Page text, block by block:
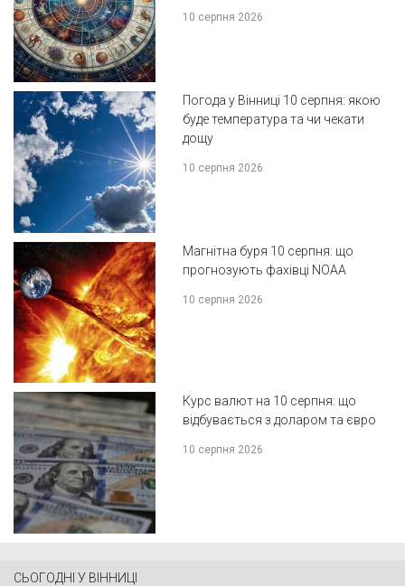
10 серпня 2026
Погода у Вінниці 10 серпня: якою
буде температура та чи чекати
дощу
10 серпня 2026
Магнітна буря 10 серпня: що
прогнозують фахівці NOAA
10 серпня 2026
Курс валют на 10 серпня: що
відбувається з доларом та євро
10 серпня 2026
СЬОГОДНІ У ВІННИЦІ